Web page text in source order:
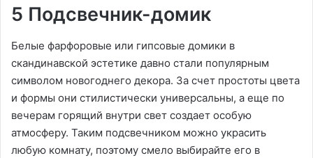
5 Подсвечник-домик
Белые фарфоровые или гипсовые домики в
скандинавской эстетике давно стали популярным
символом новогоднего декора. За счет простоты цвета
и формы они стилистически универсальны, а еще по
вечерам горящий внутри свет создает особую
атмосферу. Таким подсвечником можно украсить
любую комнату, поэтому смело выбирайте его в